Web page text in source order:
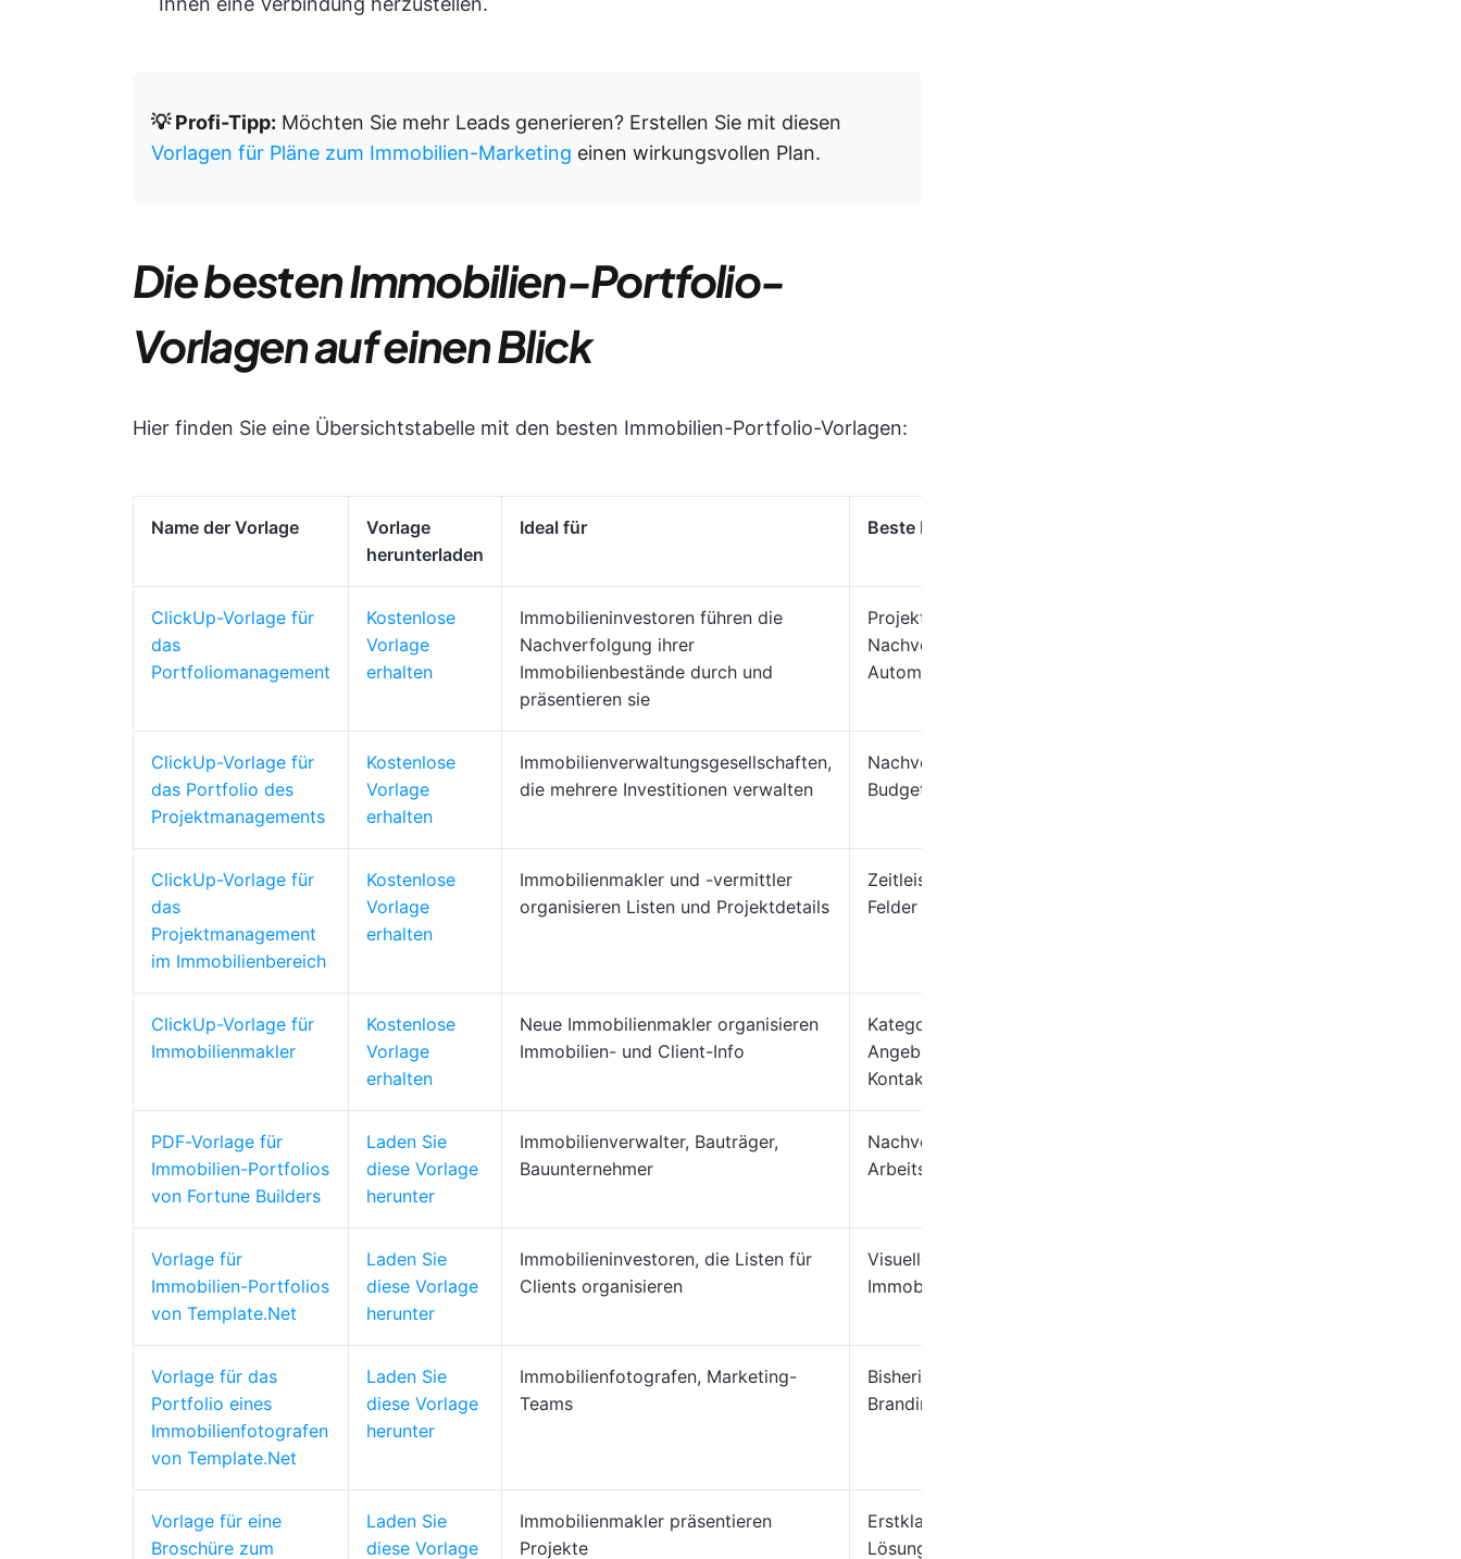
💡 Profi-Tipp: Möchten Sie mehr Leads generieren? Erstellen Sie mit diesen
Vorlagen für Pläne zum Immobilien-Marketing einen wirkungsvollen Plan.
Die besten Immobilien-Portfolio-
Vorlagen auf einen Blick
Hier finden Sie eine Übersichtstabelle mit den besten Immobilien-Portfolio-Vorlagen:
Name der Vorlage
Vorlage
herunterladen
Ideal für Beste Features
ClickUp-Vorlage für
das
Portfoliomanagement
Kostenlose
Vorlage
erhalten
Immobilieninvestoren führen die
Nachverfolgung ihrer
Immobilienbestände durch und
präsentieren sie
Projektbewertung, Kosten-/Ausgaben-
Nachverfolgung, Unteraufgaben,
Automatisierung
ClickUp-Vorlage für
das Portfolio des
Projektmanagements
Kostenlose
Vorlage
erhalten
Immobilienverwaltungsgesellschaften,
die mehrere Investitionen verwalten
Nachverfolgung des Projektstatus,
Budgetfelder, Kommunikationskanäle
ClickUp-Vorlage für
das
Projektmanagement
im Immobilienbereich
Kostenlose
Vorlage
erhalten
Immobilienmakler und -vermittler
organisieren Listen und Projektdetails
Zeitleiste-/Abhängigkeitsnachverfolgung,
Felder für Kosten/Dauer, Erinnerungen
ClickUp-Vorlage für
Immobilienmakler
Kostenlose
Vorlage
erhalten
Neue Immobilienmakler organisieren
Immobilien- und Client-Info
Kategorisierung von Immobilien, Links zu
Angeboten, Verwaltung von Clients und
Kontakten
PDF-Vorlage für
Immobilien-Portfolios
von Fortune Builders
Laden Sie
diese Vorlage
herunter
Immobilienverwalter, Bauträger,
Bauunternehmer
Nachverfolgung der Finanzen,
Arbeitsumfang, Projektzeitplan, Karte
Vorlage für
Immobilien-Portfolios
von Template.Net
Laden Sie
diese Vorlage
herunter
Immobilieninvestoren, die Listen für
Clients organisieren
Visuelle Attraktivität, Kundenreferenzen,
Immobilienverwaltungsdienstleistungen
Vorlage für das
Portfolio eines
Immobilienfotografen
von Template.Net
Laden Sie
diese Vorlage
herunter
Immobilienfotografen, Marketing-
Teams
Bisherige Arbeiten, Client-Bilder,
Branding, Kontakt-Info
Vorlage für eine
Broschüre zum
Laden Sie
diese Vorlage
Immobilienmakler präsentieren
Projekte
Erstklassige Standorte, Leasing-
Lösungen, Diagramme, Kommentare